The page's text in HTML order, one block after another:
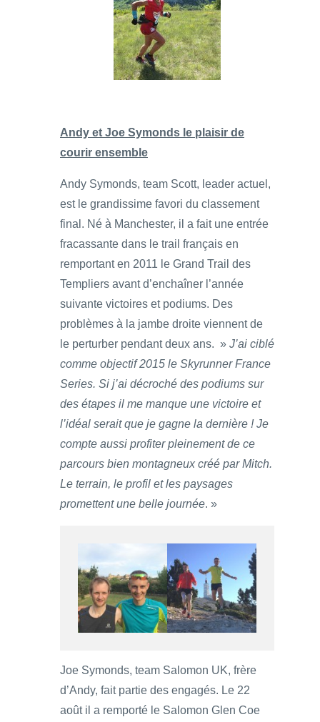
Andy et Joe Symonds le plaisir de
courir ensemble
Andy Symonds, team Scott, leader actuel,
est le grandissime favori du classement
final. Né à Manchester, il a fait une entrée
fracassante dans le trail français en
remportant en 2011 le Grand Trail des
Templiers avant d’enchaîner l’année
suivante victoires et podiums. Des
problèmes à la jambe droite viennent de
le perturber pendant deux ans. » J’ai ciblé
comme objectif 2015 le Skyrunner France
Series. Si j’ai décroché des podiums sur
des étapes il me manque une victoire et
l’idéal serait que je gagne la dernière ! Je
compte aussi profiter pleinement de ce
parcours bien montagneux créé par Mitch.
Le terrain, le profil et les paysages
promettent une belle journée. »
Joe Symonds, team Salomon UK, frère
d’Andy, fait partie des engagés. Le 22
août il a remporté le Salomon Glen Coe